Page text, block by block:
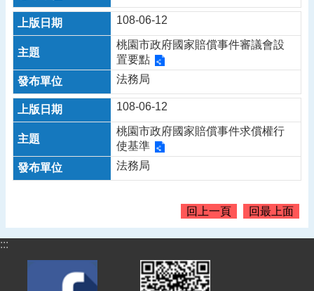
關
通
錄
務
資
便
108-06-12
桃園市政府國家賠償事件審議會設
置要點
法務局
108-06-12
桃園市政府國家賠償事件求償權行
使基準
法務局
回上一頁 回最上面
:::